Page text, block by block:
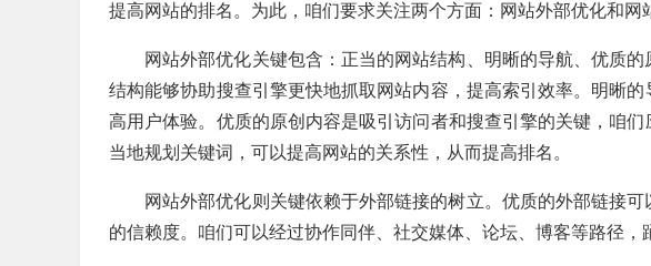
提高网站的排名。为此，咱们要求关注两个方面：网站外部优化和网
网站外部优化关键包含：正当的网站结构、明晰的导航、优质
结构能够协助搜查引擎更快地抓取网站内容，提高索引效率。明晰
高用户体验。优质的原创内容是吸引访问者和搜查引擎的关键，咱
当地规划关键词，可以提高网站的关系性，从而提高排名。
网站外部优化则关键依赖于外部链接的树立。优质的外部链接
的信赖度。咱们可以经过协作同伴、社交媒体、论坛、博客等路径，